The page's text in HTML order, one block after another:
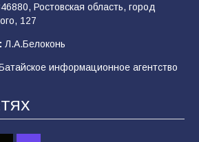
набор?» Что на самом
в армии России в августе
Ростовская область, город
127
Л.А.Белоконь
информационное агентство